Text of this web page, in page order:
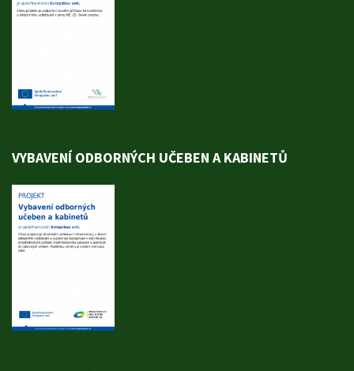
VYBAVENÍ ODBORNÝCH UČEBEN A KABINETŮ